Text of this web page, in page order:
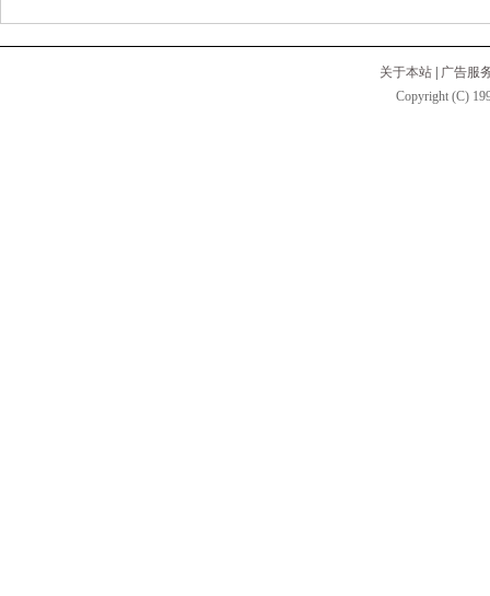
关于本站
广告服
Copyright (C)